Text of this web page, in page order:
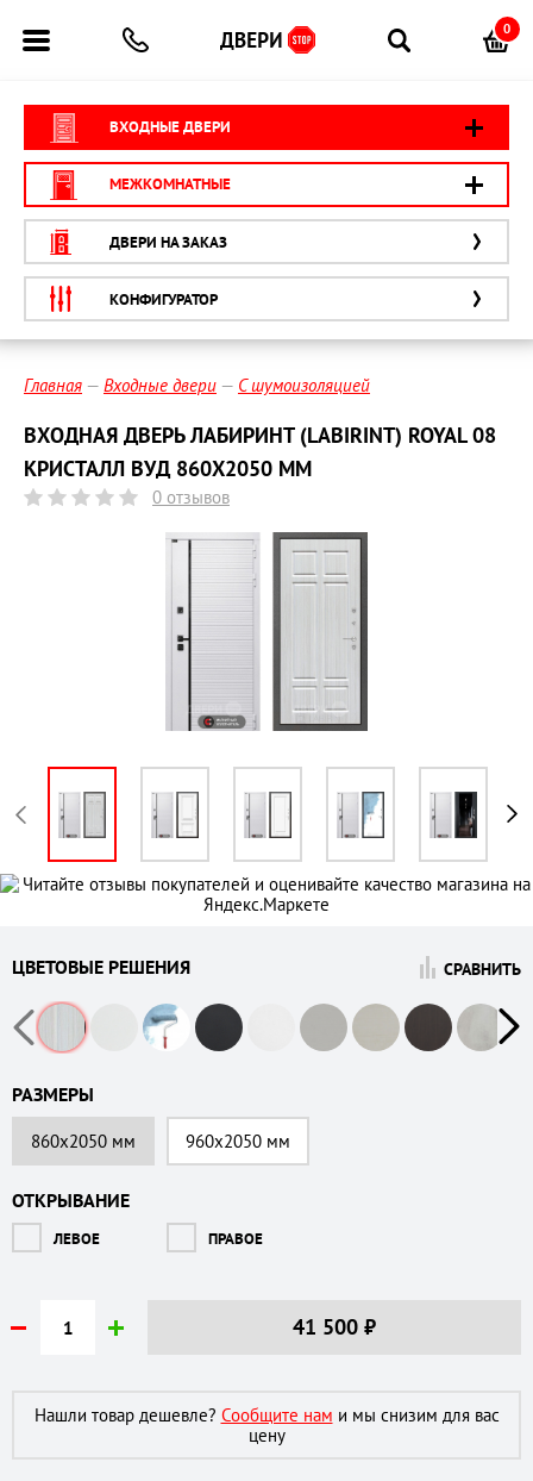
0
ВХОДНЫЕ ДВЕРИ
МЕЖКОМНАТНЫЕ
ДВЕРИ НА ЗАКАЗ
КОНФИГУРАТОР
Главная Входные двери С шумоизоляцией
ВХОДНАЯ ДВЕРЬ ЛАБИРИНТ (LABIRINT) ROYAL 08
КРИСТАЛЛ ВУД 860X2050 ММ
0 отзывов
СРАВНИТЬ
ЦВЕТОВЫЕ РЕШЕНИЯ
РАЗМЕРЫ
860х2050 мм 960х2050 мм
ОТКРЫВАНИЕ
ЛЕВОЕ ПРАВОЕ
41 500 ₽
Нашли товар дешевле? Сообщите нам и мы снизим для вас
цену